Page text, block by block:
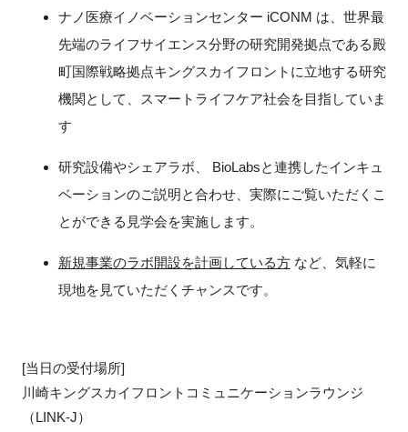
施設・アクセス
イベントお知らせメール登録
ナノ医療イノベーションセンター iCONM は、世界最
先端のライフサイエンス分野の研究開発拠点である殿
町国際戦略拠点キングスカイフロントに立地する研究
機関として、スマートライフケア社会を目指していま
す
研究設備やシェアラボ、 BioLabsと連携したインキュ
ベーションのご説明と合わせ、実際にご覧いただくこ
とができる見学会を実施します。
新規事業のラボ開設を計画している方 など、気軽に
現地を見ていただくチャンスです。
[当日の受付場所]
川崎キングスカイフロントコミュニケーションラウンジ
（LINK-J）